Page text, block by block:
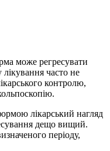
може регресувати
часто не
контролю,
лікарський нагляд
дещо вищий.
періоду,